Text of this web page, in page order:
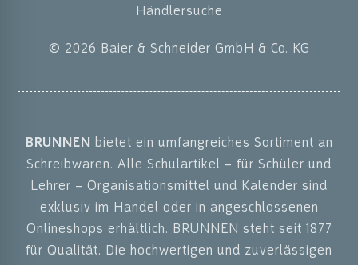
Händlersuche
© 2026 Baier & Schneider GmbH & Co. KG
BRUNNEN bietet ein umfangreiches Sortiment an
Schreibwaren. Alle Schulartikel – für Schüler und
Lehrer – Organisationsmittel und Kalender sind
exklusiv im Handel oder in angeschlossenen
Onlineshops erhältlich. BRUNNEN steht seit 1877
für Qualität. Die hochwertigen und zuverlässigen